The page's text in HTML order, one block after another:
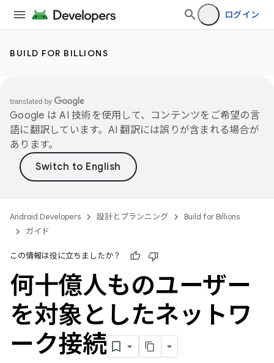
ログイン
BUILD FOR BILLIONS
Google は AI 技術を使用して、コンテンツをご希望の言
語に翻訳しています。AI 翻訳には誤りが含まれる場合が
あります。
Android Developers 設計とプランニング
Build for Billions
ガイド
この情報は役に立ちましたか？
何十億人ものユーザー
を対象としたネットワ
ーク接続